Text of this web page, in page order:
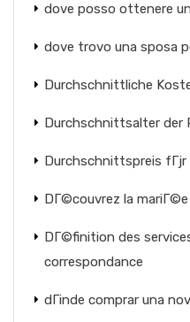
dove posso ottenere
dove trovo una sposa
Durchschnittliche
Durchschnittsalter der
Durchschnittspreis
DГ©couvrez la
DГ©finition des
correspondance
dГіnde comprar una